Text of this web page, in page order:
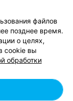
орган -
файлов
позднее время.
о целях,
cookie вы
обработки